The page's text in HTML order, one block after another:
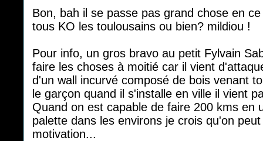
Bon, bah il se passe pas grand chose en
tous KO les toulousains ou bien? mildiou !
Pour info, un gros bravo au petit Fylvain
faire les choses à moitié car il vient
d'un wall incurvé composé de bois venant
le garçon quand il s'installe en ville il vient
Quand on est capable de faire 200 kms en
palette dans les environs je crois qu'on
motivation...